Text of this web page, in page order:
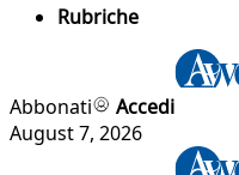
Rubriche
Abbonati
Accedi
August 7, 2026